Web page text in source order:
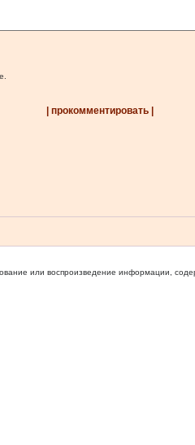
| прокомментировать |
или воспроизведение информации,